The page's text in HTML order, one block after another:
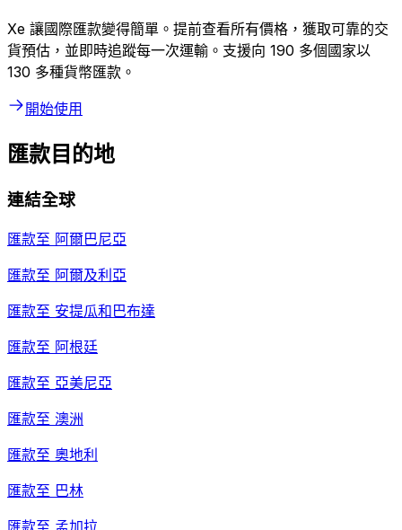
Xe 讓國際匯款變得簡單。提前查看所有價格，獲取可靠的交
貨預估，並即時追蹤每一次運輸。支援向 190 多個國家以
130 多種貨幣匯款。
開始使用
匯款目的地
連結全球
匯款至 阿爾巴尼亞
匯款至 阿爾及利亞
匯款至 安提瓜和巴布達
匯款至 阿根廷
匯款至 亞美尼亞
匯款至 澳洲
匯款至 奧地利
匯款至 巴林
匯款至 孟加拉